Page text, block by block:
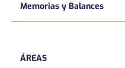
Memorias y Balances
ÁREAS